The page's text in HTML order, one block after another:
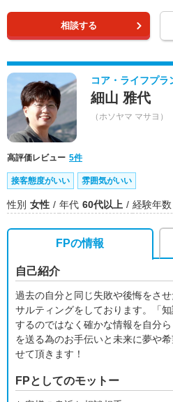
相談する
コア・ライフプラ
細山 雅代
（ホソヤマ マサヨ）
高評価レビュー 5件
接客態度がいい 雰囲気がいい
性別 女性 年代 60代以上 経験年数
FPの情報
自己紹介
過去の自分と同じ失敗や後悔をさ
サルティングをしております。「
するのではなく確かな情報を自分
を送る為のお手伝いと未来に夢や
せて頂きます！
FPとしてのモットー